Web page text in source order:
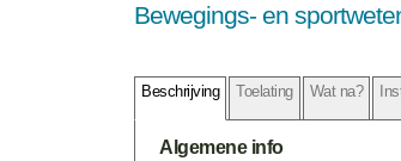
Bewegings- en
Beschrijving Toelating Wat na?
Algemene info